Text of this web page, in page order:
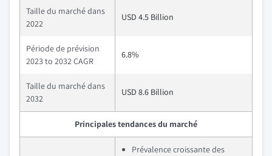
Taille du marché dans
2022
USD 4.5 Billion
Période de prévision
2023 to 2032 CAGR
6.8%
Taille du marché dans
2032
USD 8.6 Billion
Principales tendances du marché
Prévalence croissante des